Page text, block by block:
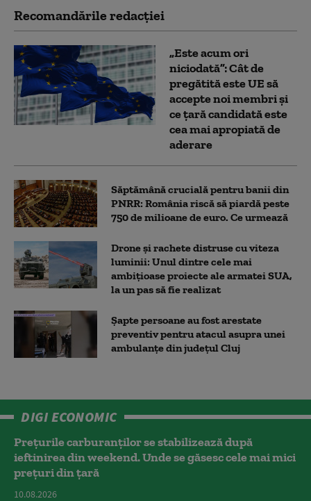
Recomandările redacţiei
„Este acum ori
niciodată”: Cât de
pregătită este UE să
accepte noi membri și
ce țară candidată este
cea mai apropiată de
aderare
Săptămână crucială pentru banii din
PNRR: România riscă să piardă peste
750 de milioane de euro. Ce urmează
Drone și rachete distruse cu viteza
luminii: Unul dintre cele mai
ambițioase proiecte ale armatei SUA,
la un pas să fie realizat
Șapte persoane au fost arestate
preventiv pentru atacul asupra unei
ambulanțe din județul Cluj
DIGI ECONOMIC
Prețurile carburanților se stabilizează după
ieftinirea din weekend. Unde se găsesc cele mai mici
prețuri din țară
10.08.2026